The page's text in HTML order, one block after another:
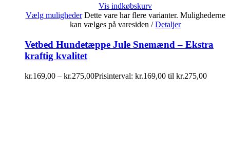
Vis indkøbskurv
Vælg muligheder Dette vare har flere varianter. Mulighederne
kan vælges på varesiden / Detaljer
Vetbed Hundetæppe Jule Snemænd – Ekstra
kraftig kvalitet
kr.169,00 – kr.275,00Prisinterval: kr.169,00 til kr.275,00